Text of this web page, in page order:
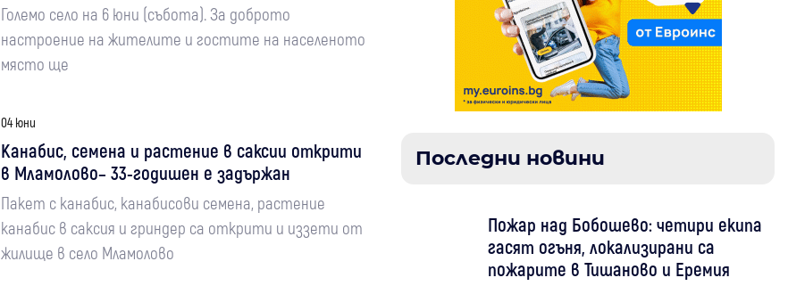
Големо село на 6 юни (събота). За доброто
настроение на жителите и гостите на населеното
място ще
04 юни
Канабис, семена и растение в саксии открити
в Мламолово– 33-годишен е задържан
Пакет с канабис, канабисови семена, растение
канабис в саксия и гриндер са открити и иззети от
жилище в село Мламолово
Последни новини
Пожар над Бобошево: четири екипа
гасят огъня, локализирани са
пожарите в Тишаново и Еремия